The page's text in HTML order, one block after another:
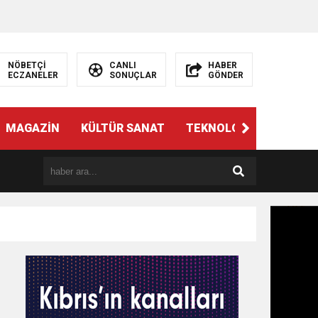
NÖBETÇİ
ECZANELER
CANLI
SONUÇLAR
HABER
GÖNDER
MAGAZİN KÜLTÜR SANAT TEKNOLOJİ